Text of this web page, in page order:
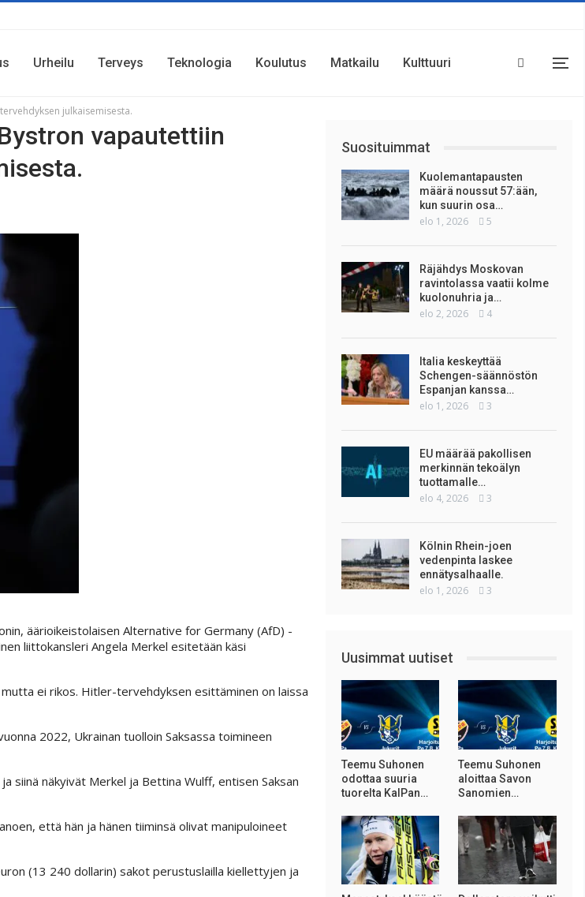
Urheilu Terveys Teknologia Koulutus Matkailu Kulttuuri
julkaisemisesta.
vapautettiin
äärioikeistolaisen Alternative for Germany (AfD) -
liittokansleri Angela Merkel esitetään käsi
ei rikos. Hitler-tervehdyksen esittäminen on laissa
2022, Ukrainan tuolloin Saksassa toimineen
siinä näkyivät Merkel ja Bettina Wulff, entisen Saksan
että hän ja hänen tiiminsä olivat manipuloineet
(13 240 dollarin) sakot perustuslailla kiellettyjen ja
Suosituimmat
Kuolemantapausten
määrä noussut 57:ään,
kun suurin osa…
elo 1, 2026 5
Räjähdys Moskovan
ravintolassa vaatii kolme
kuolonuhria ja…
elo 2, 2026 4
Italia keskeyttää
Schengen-säännöstön
Espanjan kanssa…
elo 1, 2026 3
EU määrää pakollisen
merkinnän tekoälyn
tuottamalle…
elo 4, 2026 3
Kölnin Rhein-joen
vedenpinta laskee
ennätysalhaalle.
elo 1, 2026 3
Uusimmat uutiset
Teemu Suhonen
odottaa suuria
tuorelta KalPan…
Teemu Suhonen
aloittaa Savon
Sanomien…